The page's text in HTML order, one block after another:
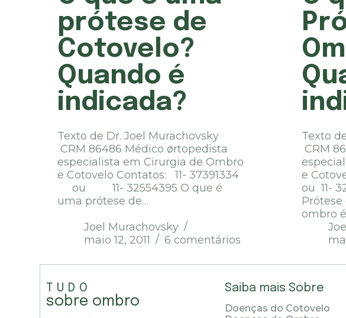
prótese de
Cotovelo?
Quando é
indicada?
Texto de Dr. Joel Murachovsky
CRM 86486 Médico ørtopedista
especialista em Cirurgia de Ombro
e Cotovelo Contatos: 11- 37391334
ou 11- 32554395 O que é
uma prótese de…
Joel Murachovsky
maio 12, 2011
6 comentários
Texto
CRM
e
ou 11-
ombro
TUDO
sobre ombro
Saiba mais Sobre
Doenças do Cotovelo